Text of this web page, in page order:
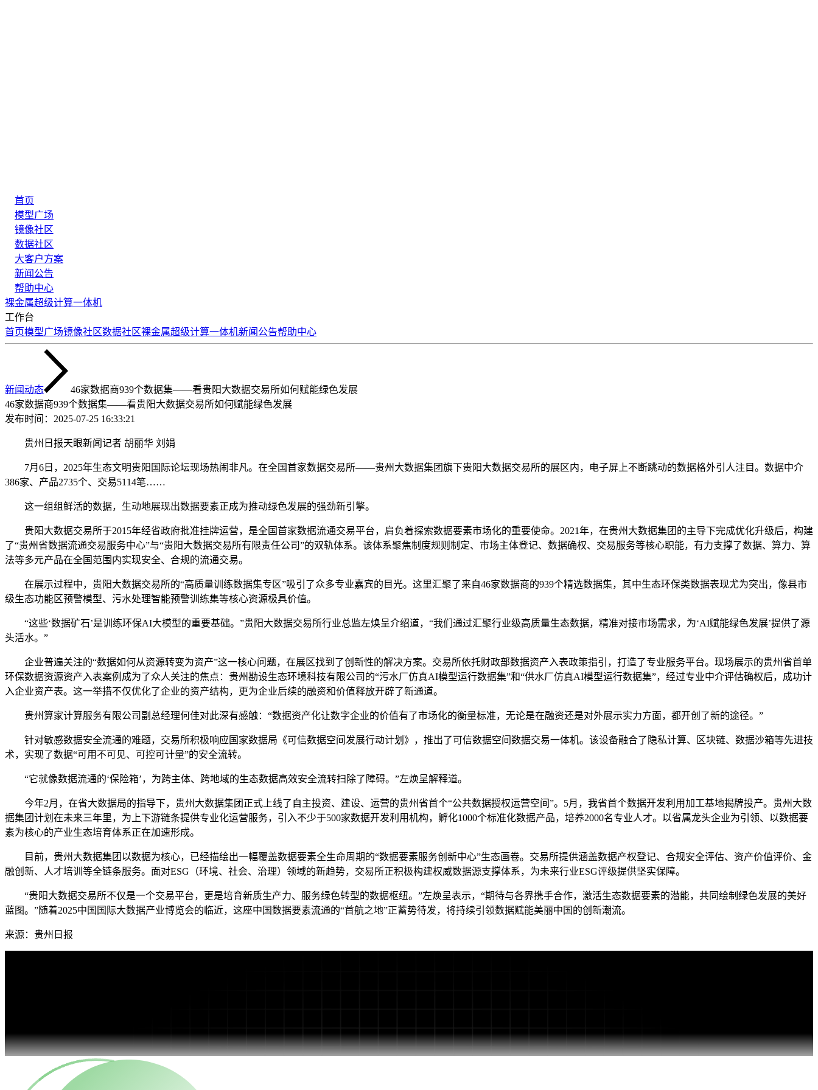
首页
模型广场
镜像社区
数据社区
大客户方案
新闻公告
帮助中心
裸金属超级计算一体机
工作台
首页模型广场镜像社区数据社区裸金属超级计算一体机新闻公告帮助中心
新闻动态
46家数据商939个数据集——看贵阳大数据交易所如何赋能绿色发展
46家数据商939个数据集——看贵阳大数据交易所如何赋能绿色发展
发布时间： 2025-07-25 16:33:21
贵州日报天眼新闻记者 胡丽华 刘娟
7月6日，2025年生态文明贵阳国际论坛现场热闹非凡。在全国首家数据交易所——贵州大数据集团旗下贵阳大数据交易所的展区内，电子屏上不断跳动的数据格外引人注目。数据中介
386家、产品2735个、交易5114笔……
这一组组鲜活的数据，生动地展现出数据要素正成为推动绿色发展的强劲新引擎。
贵阳大数据交易所于2015年经省政府批准挂牌运营，是全国首家数据流通交易平台，肩负着探索数据要素市场化的重要使命。2021年，在贵州大数据集团的主导下完成优化升级后，构建
了“贵州省数据流通交易服务中心”与“贵阳大数据交易所有限责任公司”的双轨体系。该体系聚焦制度规则制定、市场主体登记、数据确权、交易服务等核心职能，有力支撑了数据、算力、算
法等多元产品在全国范围内实现安全、合规的流通交易。
在展示过程中，贵阳大数据交易所的“高质量训练数据集专区”吸引了众多专业嘉宾的目光。这里汇聚了来自46家数据商的939个精选数据集，其中生态环保类数据表现尤为突出，像县市
级生态功能区预警模型、污水处理智能预警训练集等核心资源极具价值。
“这些‘数据矿石’是训练环保AI大模型的重要基础。”贵阳大数据交易所行业总监左焕呈介绍道，“我们通过汇聚行业级高质量生态数据，精准对接市场需求，为‘AI赋能绿色发展’提供了源
头活水。”
企业普遍关注的“数据如何从资源转变为资产”这一核心问题，在展区找到了创新性的解决方案。交易所依托财政部数据资产入表政策指引，打造了专业服务平台。现场展示的贵州省首单
环保数据资源资产入表案例成为了众人关注的焦点：贵州勘设生态环境科技有限公司的“污水厂仿真AI模型运行数据集”和“供水厂仿真AI模型运行数据集”，经过专业中介评估确权后，成功计
入企业资产表。这一举措不仅优化了企业的资产结构，更为企业后续的融资和价值释放开辟了新通道。
贵州算家计算服务有限公司副总经理何佳对此深有感触：“数据资产化让数字企业的价值有了市场化的衡量标准，无论是在融资还是对外展示实力方面，都开创了新的途径。”
针对敏感数据安全流通的难题，交易所积极响应国家数据局《可信数据空间发展行动计划》，推出了可信数据空间数据交易一体机。该设备融合了隐私计算、区块链、数据沙箱等先进技
术，实现了数据“可用不可见、可控可计量”的安全流转。
“它就像数据流通的‘保险箱’，为跨主体、跨地域的生态数据高效安全流转扫除了障碍。”左焕呈解释道。
今年2月，在省大数据局的指导下，贵州大数据集团正式上线了自主投资、建设、运营的贵州省首个“公共数据授权运营空间”。5月，我省首个数据开发利用加工基地揭牌投产。贵州大数
据集团计划在未来三年里，为上下游链条提供专业化运营服务，引入不少于500家数据开发利用机构，孵化1000个标准化数据产品，培养2000名专业人才。以省属龙头企业为引领、以数据要
素为核心的产业生态培育体系正在加速形成。
目前，贵州大数据集团以数据为核心，已经描绘出一幅覆盖数据要素全生命周期的“数据要素服务创新中心”生态画卷。交易所提供涵盖数据产权登记、合规安全评估、资产价值评价、金
融创新、人才培训等全链条服务。面对ESG（环境、社会、治理）领域的新趋势，交易所正积极构建权威数据源支撑体系，为未来行业ESG评级提供坚实保障。
“贵阳大数据交易所不仅是一个交易平台，更是培育新质生产力、服务绿色转型的数据枢纽。”左焕呈表示，“期待与各界携手合作，激活生态数据要素的潜能，共同绘制绿色发展的美好
蓝图。”随着2025中国国际大数据产业博览会的临近，这座中国数据要素流通的“首航之地”正蓄势待发，将持续引领数据赋能美丽中国的创新潮流。
来源：贵州日报